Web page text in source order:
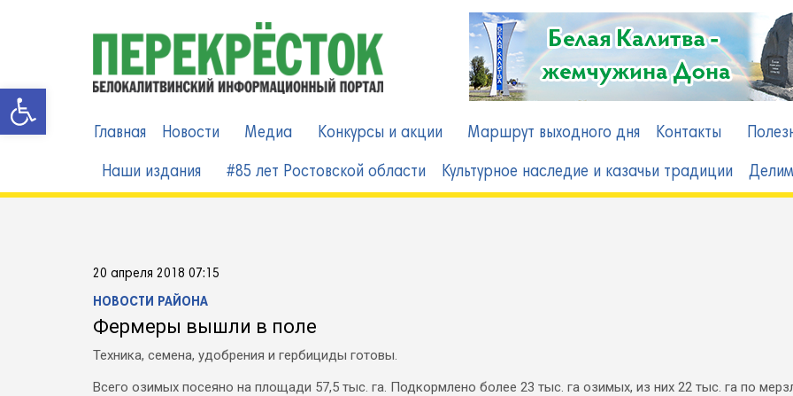
Главная Новости Медиа Конкурсы и акции Маршрут выходного дня Контакты
Наши издания #85 лет Ростовской области Культурное наследие и казачьи традиции
20 апреля 2018 07:15
НОВОСТИ РАЙОНА
Фермеры вышли в поле
Техника, семена, удобрения и гербициды готовы.
Всего озимых посеяно на площади 57,5 тыс. га. Подкормлено более 23 тыс. га озимых, из них 22 тыс. га по
Открыть панель инструментов